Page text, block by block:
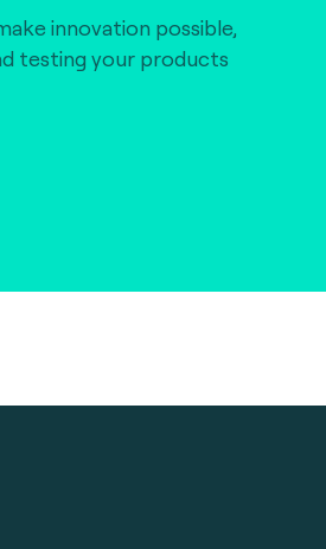
innovation possible,
testing your products